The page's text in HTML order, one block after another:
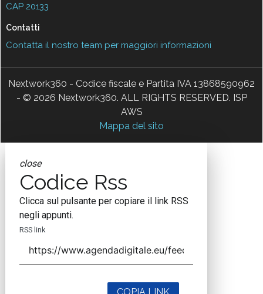
CAP 20133
Contatti
Contatta il nostro team per maggiori informazioni
Nextwork360 - Codice fiscale e Partita IVA 13868590962
- © 2026 Nextwork360. ALL RIGHTS RESERVED. ISP
AWS
Mappa del sito
close
Codice Rss
Clicca sul pulsante per copiare il link RSS
negli appunti.
RSS link
COPIA LINK